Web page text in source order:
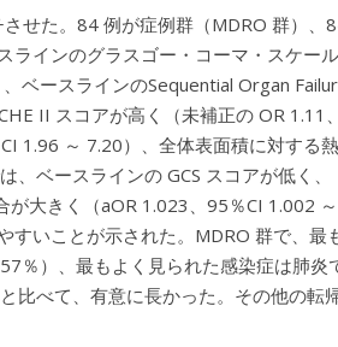
せた。84 例が症例群（MDRO 群）、
インのグラスゴー・コーマ・スケー
ベースラインのSequential Organ
II スコアが高く（未補正の OR 1.11
1.96 ～ 7.20）、全体表面積に対する
ベースラインの GCS スコアが低く、
大きく（aOR 1.023、95％CI 1.002
いことが示された。MDRO 群で、最
％）、最もよく見られた感染症は肺炎
比べて、有意に長かった。その他の転